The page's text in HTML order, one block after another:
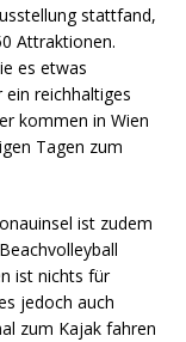
stattfand,
Attraktionen.
es etwas
reichhaltiges
kommen in Wien
Tagen zum
ist zudem
ist nichts für
jedoch auch
zum Kajak fahren